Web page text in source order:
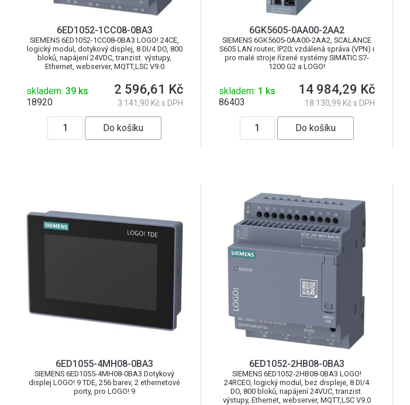
6ED1052-1CC08-0BA3
SIEMENS 6ED1052-1CC08-0BA3 LOGO! 24CE,
logický modul, dotykový displej, 8 DI/4 DO, 800
bloků, napájení 24VDC, tranzist. výstupy,
Ethernet, webserver, MQTT,LSC V9.0
skladem: 39 ks
18920
2 596,61 Kč
3 141,90 Kč s DPH
6GK5605-0AA00-2AA2
SIEMENS 6GK5605-0AA00-2AA2, SCALANCE
S605 LAN router; IP20; vzdálená správa (VPN) i
pro malé stroje řízené systémy SIMATIC S7-
1200 G2 a LOGO!
skladem: 1 ks
86403
14 984,29 Kč
18 130,99 Kč s DPH
6ED1055-4MH08-0BA3
SIEMENS 6ED1055-4MH08-0BA3 Dotykový
displej LOGO! 9 TDE, 256 barev, 2 ethernetové
porty, pro LOGO! 9
6ED1052-2HB08-0BA3
SIEMENS 6ED1052-2HB08-0BA3 LOGO!
24RCEO, logický modul, bez displeje, 8 DI/4
DO, 800 bloků, napájení 24VUC, tranzist.
výstupy, Ethernet, webserver, MQTT,LSC V9.0